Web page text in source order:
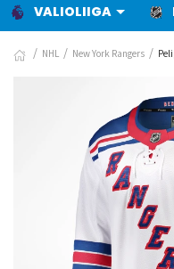
VALIOLIIGA
NHL New York Rangers